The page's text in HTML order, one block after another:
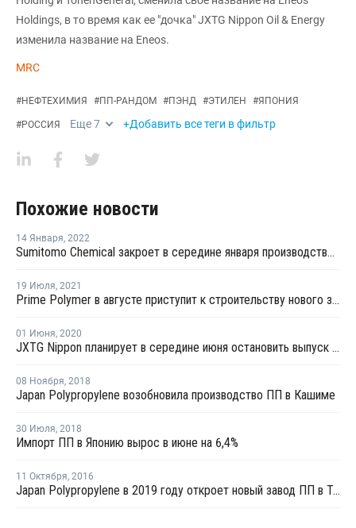
Holdings, в то время как ее "дочка" JXTG Nippon Oil & Energy
изменила название на Eneos.
MRC
#НЕФТЕХИМИЯ #ПП-РАНДОМ #ПЭНД #ЭТИЛЕН #ЯПОНИЯ
#РОССИЯ Еще7 +Добавить все теги в фильтр
Похожие новости
14 Января, 2022
Sumitomo Chemical закроет в середине января производство окиси пропилена в Тибе
19 Июля, 2021
Prime Polymer в августе приступит к строительству нового завода ПП в Тибе
01 Июня, 2020
JXTG Nippon планирует в середине июня остановить выпуск пропилена в Сендай
08 Ноября, 2018
Japan Polypropylene возобновила производство ПП в Кашиме
30 Июля, 2018
Импорт ПП в Японию вырос в июне на 6,4%
11 Октября, 2016
Japan Polypropylene в 2019 году откроет новый завод ПП в Тибе